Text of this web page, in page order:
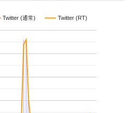
Twitter (通常) Twitter (RT)